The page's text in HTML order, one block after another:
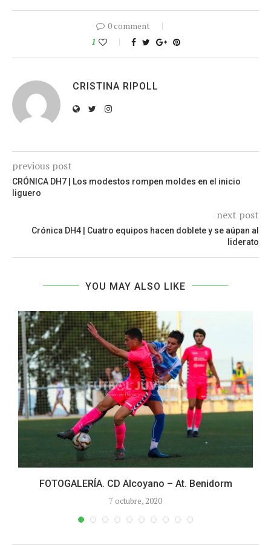
0 comment
1
CRISTINA RIPOLL
previous post
CRÓNICA DH7 | Los modestos rompen moldes en el inicio
liguero
next post
Crónica DH4 | Cuatro equipos hacen doblete y se aúpan al
liderato
YOU MAY ALSO LIKE
FOTOGALERÍA. CD Alcoyano – At. Benidorm
7 octubre, 2020